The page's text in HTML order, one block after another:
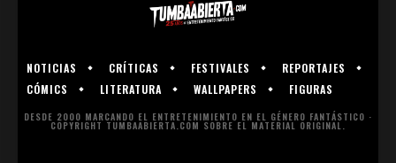
NOTICIAS CRÍTICAS FESTIVALES
REPORTAJES
CÓMICS
LITERATURA WALLPAPERS FIGURAS
DESDE 2000 MARCANDO EL ENTRETENIMIENTO EN EL GÉNERO FANTÁSTICO ·
COPYRIGHT TUMBAABIERTA.COM SOBRE EL MATERIAL ORIGINAL.